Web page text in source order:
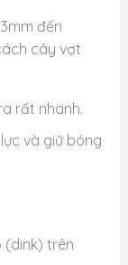
đến
cây vợt
rất nhanh.
và giữ bóng
(dink) trên